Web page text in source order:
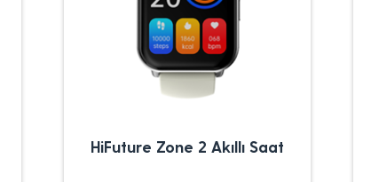
HiFuture Zone 2 Akıllı Saat